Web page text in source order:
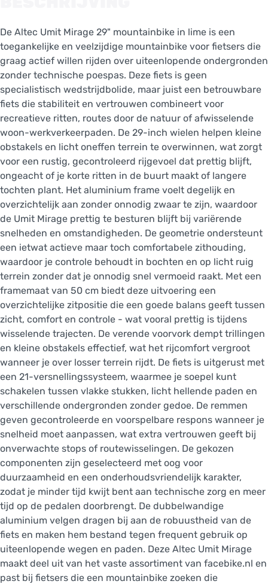
De Altec Umit Mirage 29" mountainbike in lime is een
toegankelijke en veelzijdige mountainbike voor fietsers die
graag actief willen rijden over uiteenlopende ondergronden
zonder technische poespas. Deze fiets is geen
specialistisch wedstrijdbolide, maar juist een betrouwbare
fiets die stabiliteit en vertrouwen combineert voor
recreatieve ritten, routes door de natuur of afwisselende
woon-werkverkeerpaden. De 29-inch wielen helpen kleine
obstakels en licht oneffen terrein te overwinnen, wat zorgt
voor een rustig, gecontroleerd rijgevoel dat prettig blijft,
ongeacht of je korte ritten in de buurt maakt of langere
tochten plant. Het aluminium frame voelt degelijk en
overzichtelijk aan zonder onnodig zwaar te zijn, waardoor
de Umit Mirage prettig te besturen blijft bij variërende
snelheden en omstandigheden. De geometrie ondersteunt
een ietwat actieve maar toch comfortabele zithouding,
waardoor je controle behoudt in bochten en op licht ruig
terrein zonder dat je onnodig snel vermoeid raakt. Met een
framemaat van 50 cm biedt deze uitvoering een
overzichtelijke zitpositie die een goede balans geeft tussen
zicht, comfort en controle - wat vooral prettig is tijdens
wisselende trajecten. De verende voorvork dempt trillingen
en kleine obstakels effectief, wat het rijcomfort vergroot
wanneer je over losser terrein rijdt. De fiets is uitgerust met
een 21-versnellingssysteem, waarmee je soepel kunt
schakelen tussen vlakke stukken, licht hellende paden en
verschillende ondergronden zonder gedoe. De remmen
geven gecontroleerde en voorspelbare respons wanneer je
snelheid moet aanpassen, wat extra vertrouwen geeft bij
onverwachte stops of routewisselingen. De gekozen
componenten zijn geselecteerd met oog voor
duurzaamheid en een onderhoudsvriendelijk karakter,
zodat je minder tijd kwijt bent aan technische zorg en meer
tijd op de pedalen doorbrengt. De dubbelwandige
aluminium velgen dragen bij aan de robuustheid van de
fiets en maken hem bestand tegen frequent gebruik op
uiteenlopende wegen en paden. Deze Altec Umit Mirage
maakt deel uit van het vaste assortiment van facebike.nl en
past bij fietsers die een mountainbike zoeken die